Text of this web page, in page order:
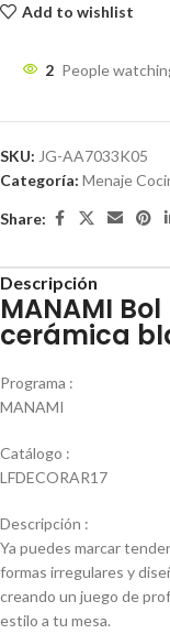
Add to wishlist
2 People
SKU: JG-AA7033K05
Categoría: Menaje
Share:
Descripción
MANAMI
cerámica
Programa :
MANAMI
Catálogo :
LFDECORAR17
Descripción :
Ya puedes marcar
formas irregulares y
creando un juego de
estilo a tu mesa.